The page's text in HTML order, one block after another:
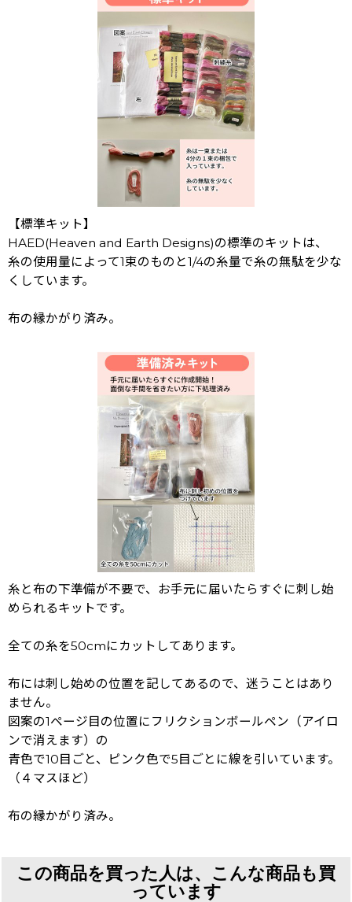
【標準キット】
HAED(Heaven and Earth Designs)の標準のキットは、
糸の使用量によって1束のものと1/4の糸量で糸の無駄を少な
くしています。
布の縁かがり済み。
糸と布の下準備が不要で、お手元に届いたらすぐに刺し始
められるキットです。
全ての糸を50cmにカットしてあります。
布には刺し始めの位置を記してあるので、迷うことはあり
ません。
図案の1ページ目の位置にフリクションボールペン（アイロ
ンで消えます）の
青色で10目ごと、ピンク色で5目ごとに線を引いています。
（４マスほど）
布の縁かがり済み。
この商品を買った人は、こんな商品も買
っています